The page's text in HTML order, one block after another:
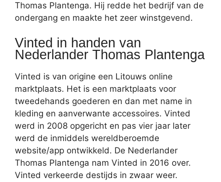
Thomas Plantenga. Hij redde het bedrijf van de
ondergang en maakte het zeer winstgevend.
Vinted in handen van
Nederlander Thomas Plantenga
Vinted is van origine een Litouws online
marktplaats. Het is een marktplaats voor
tweedehands goederen en dan met name in
kleding en aanverwante accessoires. Vinted
werd in 2008 opgericht en pas vier jaar later
werd de inmiddels wereldberoemde
website/app ontwikkeld. De Nederlander
Thomas Plantenga nam Vinted in 2016 over.
Vinted verkeerde destijds in zwaar weer.